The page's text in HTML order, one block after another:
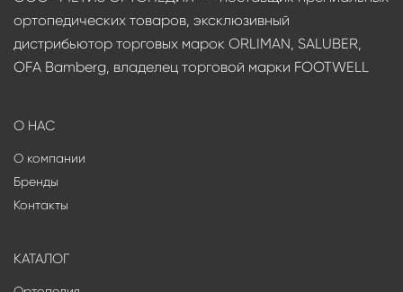
ортопедических товаров, эксклюзивный
дистрибьютор торговых марок ORLIMAN, SALUBER,
OFA Bamberg, владелец торговой марки FOOTWELL
О НАС
О компании
Бренды
Контакты
КАТАЛОГ